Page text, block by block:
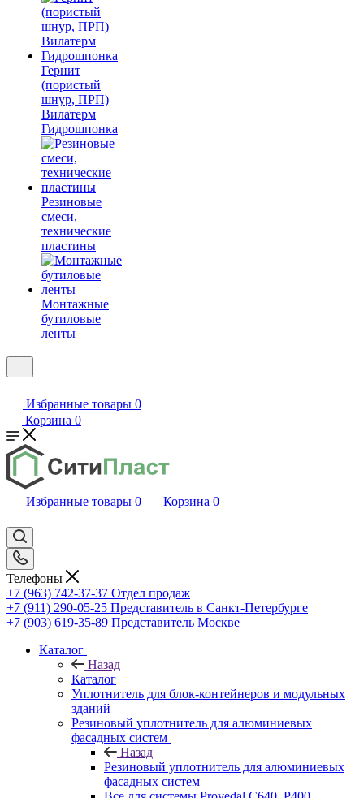
Гернит
(пористый
шнур, ПРП)
Вилатерм
Гидрошпонка
Резиновые
смеси,
технические
пластины
Монтажные
бутиловые
ленты
Избранные товары 0
Корзина 0
Избранные товары 0 Корзина 0
Телефоны
+7 (963) 742-37-37 Отдел продаж
+7 (911) 290-05-25 Представитель в Санкт-Петербурге
+7 (903) 619-35-89 Представитель Москве
Каталог
Назад
Каталог
Уплотнитель для блок-контейнеров и модульных
зданий
Резиновый уплотнитель для алюминиевых
фасадных систем
Назад
Резиновый уплотнитель для алюминиевых
фасадных систем